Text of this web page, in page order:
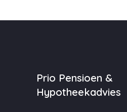
Prio Pensioen &
Hypotheekadvies